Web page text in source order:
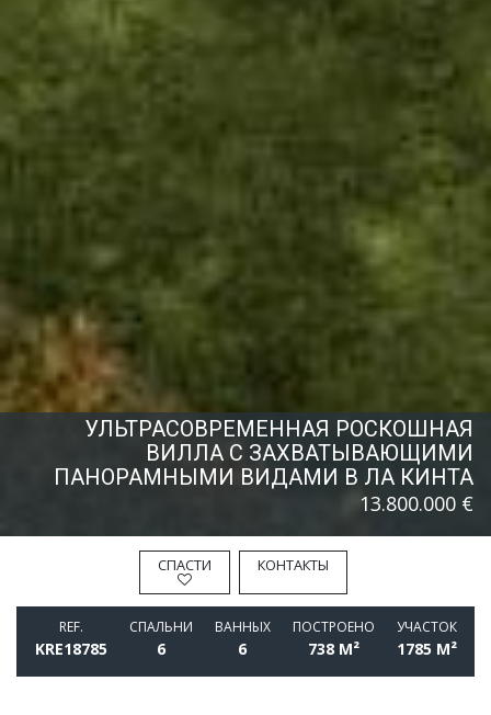
СПАСТИ КОНТАКТЫ
УЛЬТРАСОВРЕМЕННАЯ РОСКОШНАЯ
ВИЛЛА С ЗАХВАТЫВАЮЩИМИ
ПАНОРАМНЫМИ ВИДАМИ В ЛА КИНТА
13.800.000 €
REF.
KRE18785
СПАЛЬНИ
6
BАННЫХ
6
ПОСТРОЕНО
738 M²
УЧАСТОК
1785 M²